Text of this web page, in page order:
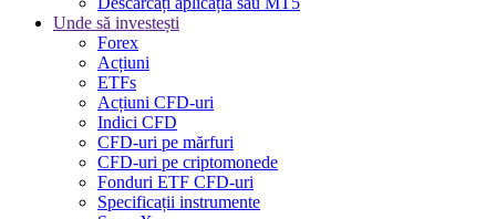
Unde să investești
Forex
Acțiuni
ETFs
Acțiuni CFD-uri
Indici CFD
CFD-uri pe mărfuri
CFD-uri pe criptomonede
Fonduri ETF CFD-uri
Specificații instrumente